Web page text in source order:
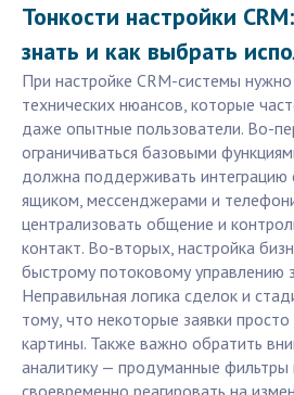
Тонкости настройки
знать и как выбрать
При настройке CRM-системы
технических нюансов, которые
даже опытные пользователи. Во-
ограничиваться базовыми
должна поддерживать
ящиком, мессенджерами и
централизовать общение и
контакт. Во-вторых, настройка
быстрому потоковому управлению
Неправильная логика сделок и
тому, что некоторые заявки
картины. Также важно обратить
аналитику — продуманные